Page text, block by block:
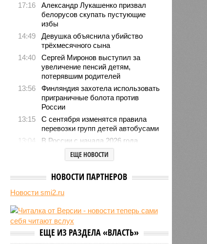
17:16
Александр Лукашенко призвал
белорусов скупать пустующие
избы
14:49
Девушка объяснила убийство
трёхмесячного сына
14:40
Сергей Миронов выступил за
увеличение пенсий детям,
потерявшим родителей
13:56
Финляндия захотела использовать
приграничные болота против
России
13:15
С сентября изменятся правила
перевозки групп детей автобусами
13:04
В России с начала 2026 года
существенно вырос объём выдачи
ипотеки
внезапному отключению
электроэнергии
обменом разведданными между
США и Украиной с работой
боевого ИИ Palantir
ЕЩЕ НОВОСТИ
НОВОСТИ ПАРТНЕРОВ
Новости smi2.ru
ЕЩЕ ИЗ РАЗДЕЛА «ВЛАСТЬ»